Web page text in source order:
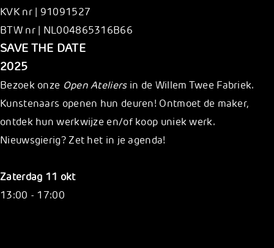
KVK nr | 91091527
BTW nr | NL004865316B66
SAVE THE DATE
2025
Bezoek onze Open Ateliers in de Willem Twee Fabriek.
Kunstenaars openen hun deuren! Ontmoet de maker,
ontdek hun werkwijze en/of koop uniek werk.
Nieuwsgierig? Zet het in je agenda!
Zaterdag 11 okt
13:00 - 17:00